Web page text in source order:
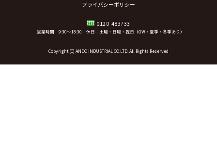
プライバシーポリシー
0120-483733
営業時間 9:30～18:30 休日：土曜・日曜・祝日（GW・夏季・冬季あり）
Copyright (C) ANDO INDUSTRIAL CO.LTD. All Rights Reserved